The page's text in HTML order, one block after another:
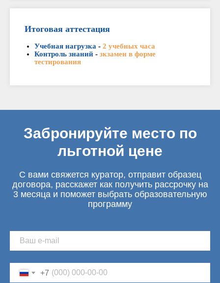
Итоговая аттестация
Учебная нагрузка - 2 учебных часа
Контроль знаний - зкзамен в форме
тестирования
Забронируйте место по
льготной цене
С вами свяжется куратор, отправит образец
договора, расскажет как получить рассрочку на
3 месяца и поможет выбрать образовательную
программу
+7